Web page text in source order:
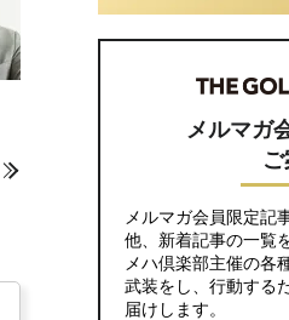
メルマガ
メルマガ会員限定記
他、新着記事の一覧
メハ倶楽部主催の各
武装をし、行動する
届けします。